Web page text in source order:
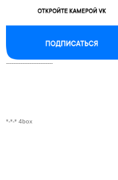
--------------------------
*-*-* 4box